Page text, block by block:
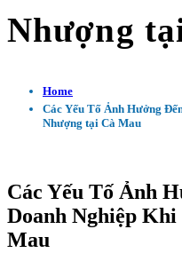
Nhượng
Home
Các Yếu Tố Ảnh Hưởng
Nhượng tại Cà Mau
Các Yếu Tố Ảnh
Doanh Nghiệp
Mau